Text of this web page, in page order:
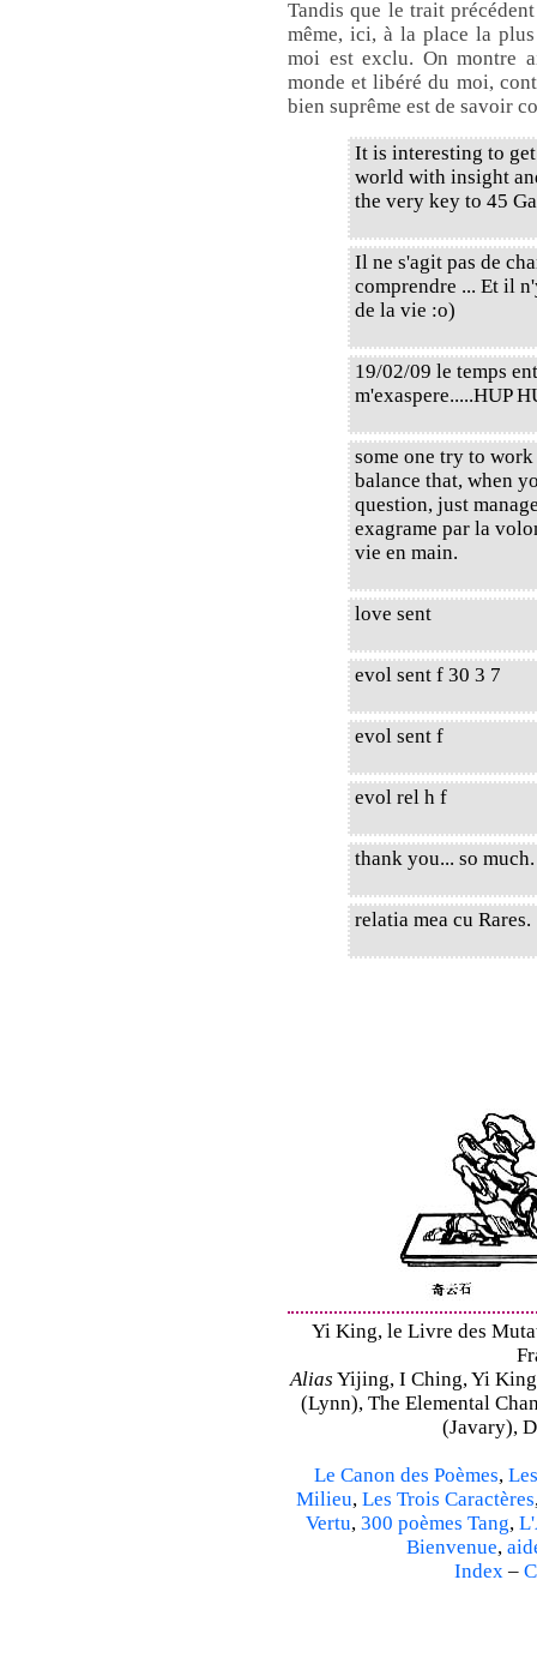
Tandis que le trait
même, ici, à la place la
moi est exclu. On montre
monde et libéré du moi,
bien suprême est de savoir
It is interesting to
world with insight
the very key to 45
Il ne s'agit pas de
comprendre ... Et il
de la vie :o)
19/02/09 le temps
m'exaspere.....HUP
some one try to
balance that, when
question, just
exagrame par la
vie en main.
love sent
evol sent f 30 3 7
evol sent f
evol rel h f
thank you... so much.
relatia mea cu Rares.
Yi King, le Livre des
Alias Yijing, I Ching, Yi
(Lynn), The Elemental
(Javary),
Le Canon des Poèmes,
Milieu, Les Trois Caractères
Vertu, 300 poèmes Tang,
Bienvenue,
Index–